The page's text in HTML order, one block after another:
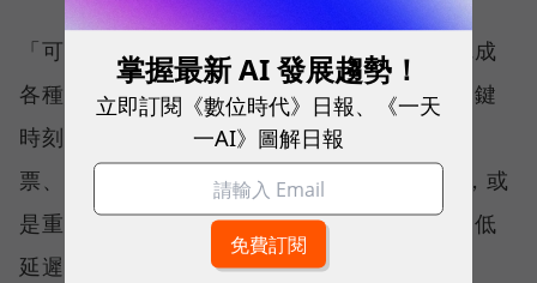
「可靠性體驗」衡量的是使用者是否能順利完成
各種數位應用，因此，考驗的是網路服務在關鍵
時刻不中斷的能力。例如，搶購熱門演唱會門
票、秒殺限量商品、超商結帳掃描 QR Code，或
是重要的線上會議，都需要網路能即時回應、低
延遲且持續運作。
掌握最新 AI 發展趨勢！
立即訂閱《數位時代》日報、《一天
一AI》圖解日報